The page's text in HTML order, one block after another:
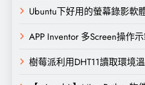
Ubuntu下好用的螢幕錄影軟
APP Inventor 多Screen操作
樹莓派利用DHT11讀取環境